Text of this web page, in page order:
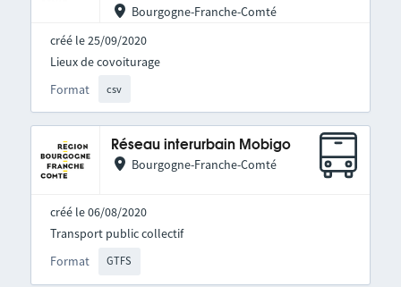
Bourgogne-Franche-Comté
créé le 25/09/2020
Format csv
Lieux de covoiturage
Réseau interurbain Mobigo
Bourgogne-Franche-Comté
créé le 06/08/2020
Format GTFS
Transport public collectif